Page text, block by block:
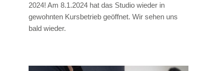
2024! Am 8.1.2024 hat das Studio wieder in
gewohnten Kursbetrieb geöffnet. Wir sehen uns
bald wieder.